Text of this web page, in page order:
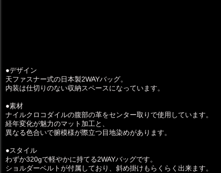
●デザイン
天ファスナー式の日本製2WAYバッグ。
内装は仕切りのない収納スペースになっています。
●素材
ナイルクロコダイルの腹部の革をセンター取りで使用しています。
経年変化が魅力のマット加工と、
異なる色合いで腑模様が際立つ目地染めがあります。
●スタイル
わずか320gで軽やかに持てる2WAYバッグです。
ショルダーベルトが付属しており、斜め掛けもらくらく出来ます。